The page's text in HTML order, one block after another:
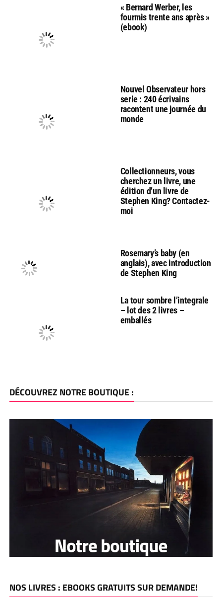
« Bernard Werber, les
fourmis trente ans après »
(ebook)
Nouvel Observateur hors
serie : 240 écrivains
racontent une journée du
monde
Collectionneurs, vous
cherchez un livre, une
édition d’un livre de
Stephen King? Contactez-
moi
Rosemary’s baby (en
anglais), avec introduction
de Stephen King
La tour sombre l’integrale
– lot des 2 livres –
emballés
DÉCOUVREZ NOTRE BOUTIQUE :
NOS LIVRES : EBOOKS GRATUITS SUR DEMANDE!